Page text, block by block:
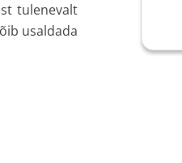
tulenevalt
usaldada